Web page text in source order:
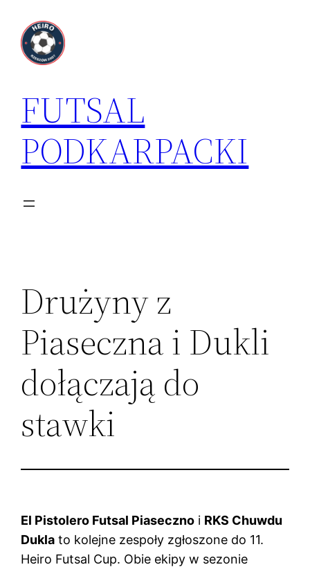
treści
FUTSAL
PODKARPACKI
Drużyny z
Piaseczna i Dukli
dołączają do
stawki
El Pistolero Futsal Piaseczno i RKS Chuwdu
Dukla to kolejne zespoły zgłoszone do 11.
Heiro Futsal Cup. Obie ekipy w sezonie